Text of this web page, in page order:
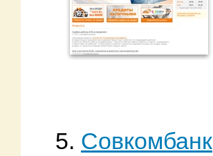
5. Совкомбанк